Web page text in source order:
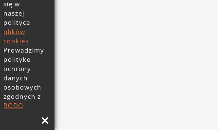
się w
naszej
polityce
plików
cookies.
Prowadzimy
politykę
ochrony
danych
osobowych
zgodnych z
RODO